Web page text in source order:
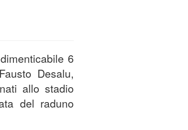
6
Desalu,
allo stadio
del raduno